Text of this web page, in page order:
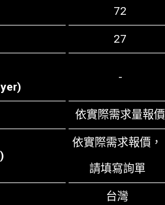
72
27
-
依實際需求量報價
依實際需求報價，
請填寫詢單
台灣